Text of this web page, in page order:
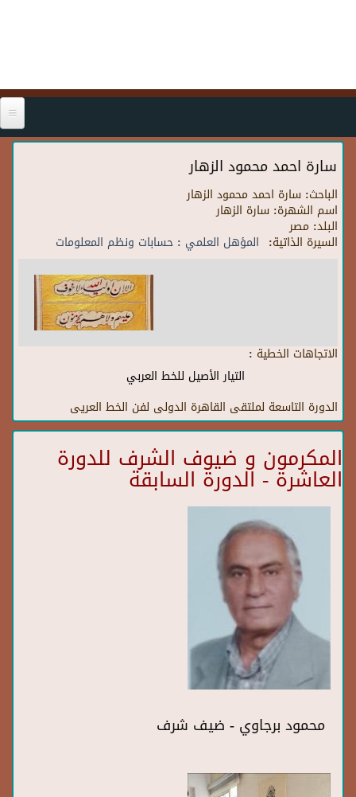
سارة احمد محمود الزهار
الباحث: سارة احمد محمود الزهار
اسم الشهرة: سارة الزهار
البلد: مصر
السيرة الذاتية: المؤهل العلمي : حسابات ونظم المعلومات
الاتجاهات الخطية :
التيار الأصيل للخط العربي
الدورة التاسعة لملتقى القاهرة الدولى لفن الخط العريى
المكرمون و ضيوف الشرف للدورة
العاشرة - الدورة السابقة
محمود برجاوي - ضيف شرف